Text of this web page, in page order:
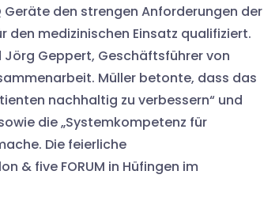
den strengen Anforderungen der
medizinischen Einsatz qualifiziert.
Geppert, Geschäftsführer von
Müller betonte, dass das
nachhaltig zu verbessern“ und
die „Systemkompetenz für
Die feierliche
& five FORUM in Hüfingen im